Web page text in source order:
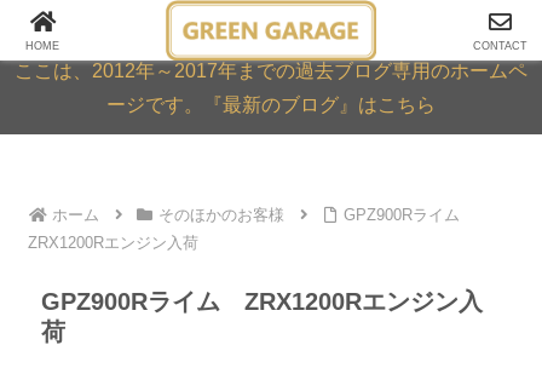
GREEN GARAGE ARCHIVE
ここは、2012年～2017年までの過去ブログ専用のホームペ
ージです。『最新のブログ』はこちら
ホーム そのほかのお客様
GPZ900Rライム
ZRX1200Rエンジン入荷
GPZ900Rライム ZRX1200Rエンジン入
荷
HOME CONTACT